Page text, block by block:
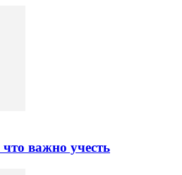
важно учесть